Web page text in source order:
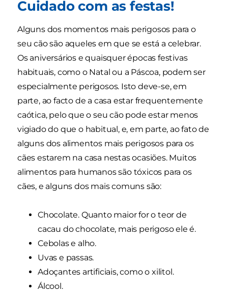
Cuidado com as festas!
Alguns dos momentos mais perigosos para o
seu cão são aqueles em que se está a celebrar.
Os aniversários e quaisquer épocas festivas
habituais, como o Natal ou a Páscoa, podem ser
especialmente perigosos. Isto deve-se, em
parte, ao facto de a casa estar frequentemente
caótica, pelo que o seu cão pode estar menos
vigiado do que o habitual, e, em parte, ao fato de
alguns dos alimentos mais perigosos para os
cães estarem na casa nestas ocasiões. Muitos
alimentos para humanos são tóxicos para os
cães, e alguns dos mais comuns são:
Chocolate. Quanto maior for o teor de
cacau do chocolate, mais perigoso ele é.
Cebolas e alho.
Uvas e passas.
Adoçantes artificiais, como o xilitol.
Álcool.